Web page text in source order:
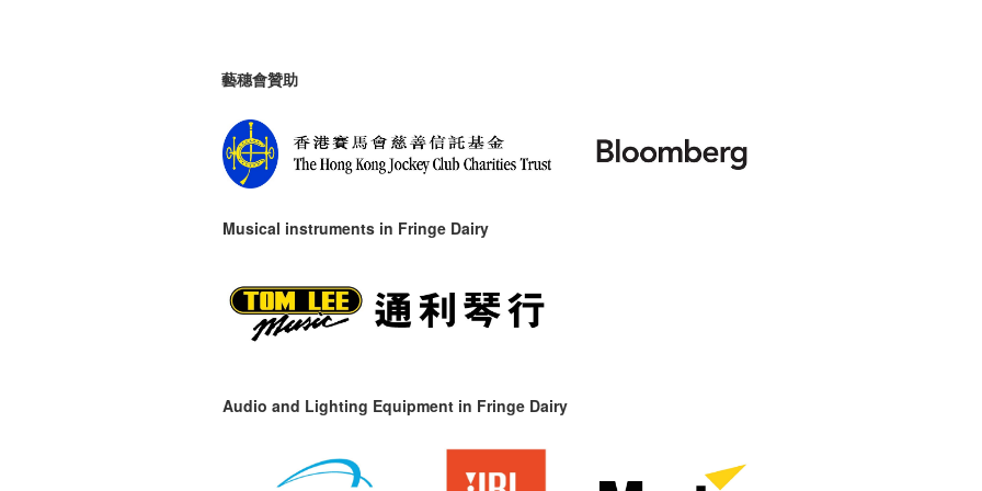
藝穗會贊助
Musical instruments in Fringe Dairy
Audio and Lighting Equipment in Fringe Dairy